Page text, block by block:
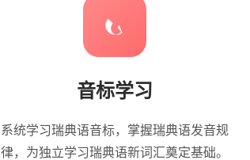
音标学习
系统学习瑞典语音标，掌握瑞典语发音规
律，为独立学习瑞典语新词汇奠定基础。